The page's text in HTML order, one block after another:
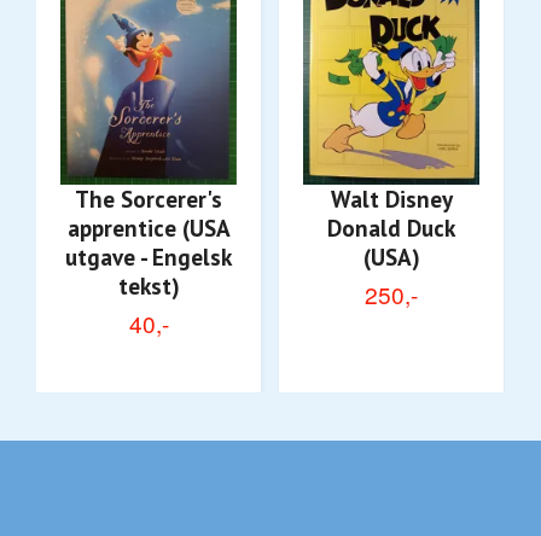
The Sorcerer's
apprentice (USA
utgave - Engelsk
tekst)
40,-
Walt Disney
Donald Duck
(USA)
250,-